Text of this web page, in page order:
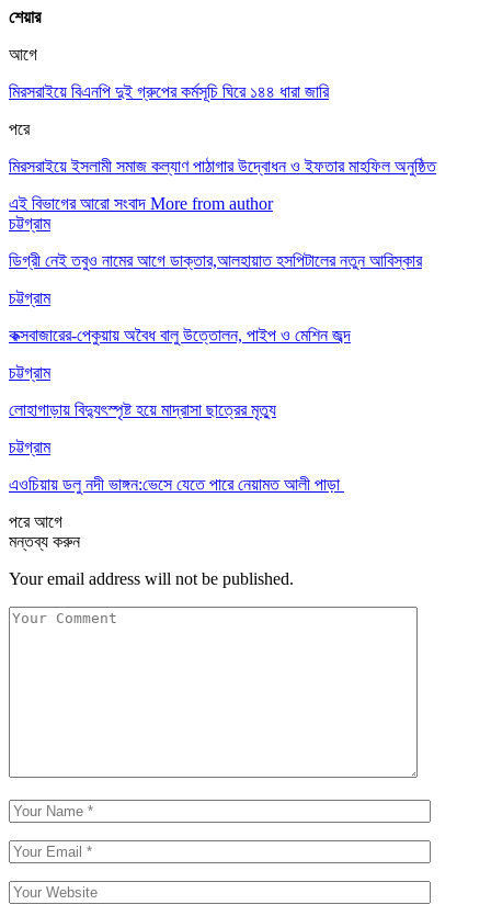
শেয়ার
আগে
মিরসরাইয়ে বিএনপি দুই গ্রুপের কর্মসূচি ঘিরে ১৪৪ ধারা জারি
পরে
মিরসরাইয়ে ইসলামী সমাজ কল্যাণ পাঠাগার উদ্বোধন ও ইফতার মাহফিল অনুষ্ঠিত
এই বিভাগের আরো সংবাদ More from author
চট্টগ্রাম
ডিগ্রী নেই তবুও নামের আগে ডাক্তার,আলহায়াত হসপিটালের নতুন আবিস্কার
চট্টগ্রাম
কক্সবাজারের-পেকুয়ায় অবৈধ বালু উত্তোলন, পাইপ ও মেশিন জব্দ
চট্টগ্রাম
লোহাগাড়ায় বিদ্যুৎস্পৃষ্ট হয়ে মাদ্রাসা ছাত্রের মৃত্যু
চট্টগ্রাম
এওচিয়ায় ডলু নদী ভাঙ্গন:ভেসে যেতে পারে নেয়ামত আলী পাড়া
পরেআগে
মন্তব্য করুন
Your email address will not be published.